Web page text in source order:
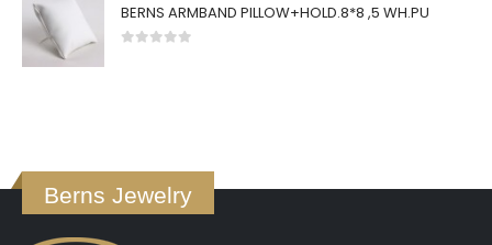
BERNS ARMBAND PILLOW+HOLD.8*8 ,5 WH.PU
Berns Jewelry